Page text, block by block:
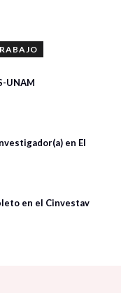
UNAM
en El
en el Cinvestav